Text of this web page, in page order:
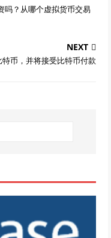
吗？从哪个虚拟货币交易
NEXT
币，并将接受比特币付款